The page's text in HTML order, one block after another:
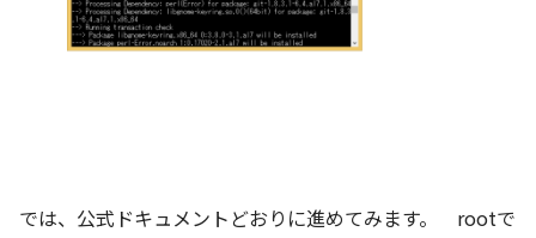
では、公式ドキュメントどおりに進めてみます。 rootで